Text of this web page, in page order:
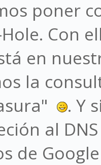
poner
Con
en
la
. Y
al
de